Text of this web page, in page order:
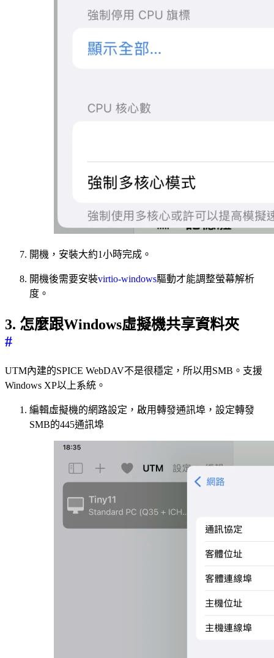
開機，安裝大約1小時完成。
開機後需要安裝virtio-windows驅動才能調整螢幕解析
度。
3. 怎麼跟Windows虛擬機共享資料夾
#
UTM內建的SPICE WebDAV不是很穩定，所以用SMB。支援
Windows XP以上系統。
編輯虛擬機的網路設定，啟用轉發通訊埠，設定轉發
SMB的445通訊埠